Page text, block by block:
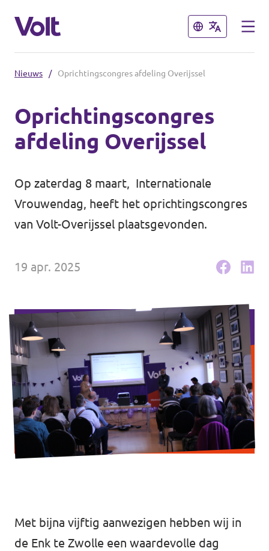
Sluiten
Volt Almelo
Volt Deventer
Volt Enschede
Volt Hengelo
Volt Zwolle
Sluiten
Standpunten
Over Volt
Mensen
Gemeenteraadsverkiezingen 2026
Doneer
Voor leden
Vacatures
Almelo
Nieuws / Oprichtingscongres afdeling Overijssel
Oprichtingscongres
afdeling Overijssel
Op zaterdag 8 maart, Internationale
Vrouwendag, heeft het oprichtingscongres
van Volt-Overijssel plaatsgevonden.
19 apr. 2025
Met bijna vijftig aanwezigen hebben wij in
de Enk te Zwolle een waardevolle dag